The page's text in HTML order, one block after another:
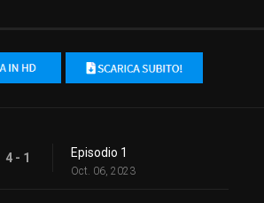
4 - 1 Episodio 1
Oct. 06, 2023